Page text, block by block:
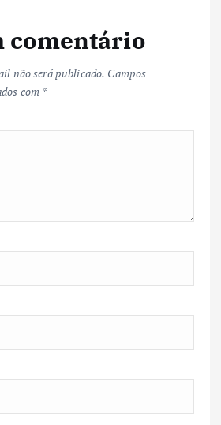
comentário
não será publicado. Campos
com *